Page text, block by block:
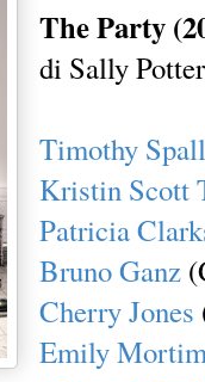
The Party
di Sally Potter
Timothy Spall
Kristin Scott
Patricia
Bruno Ganz
Cherry Jones
Emily